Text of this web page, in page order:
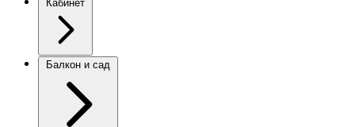
Кабинет
Балкон и сад